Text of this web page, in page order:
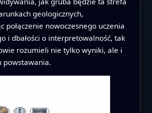
geologicznych,
połączenie nowoczesnego uczenia
i dbałości o interpretowalność, tak
rozumieli nie tylko wyniki, ale i
powstawania.